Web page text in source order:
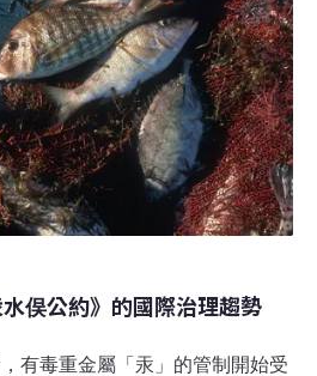
明用高壓汞燈、溫度計等非電子
預告《限制含汞產品輸入》，
口上述三類含汞產品。2021起
高壓水銀燈、含汞開關 最高罰
俣公約》的國際治理趨勢
有毒重金屬「汞」的管制開始受